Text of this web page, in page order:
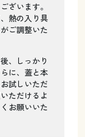
ざいます。
熱の入り具
ご調整いた
、しっかり
に、蓋と本
試しいただ
ただけるよ
お願いいた